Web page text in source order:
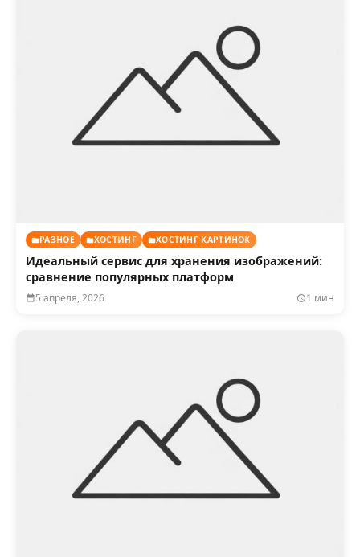
РАЗНОЕ ХОСТИНГ ХОСТИНГ КАРТИНОК
Идеальный сервис для хранения изображений:
сравнение популярных платформ
5 апреля, 2026 1 мин